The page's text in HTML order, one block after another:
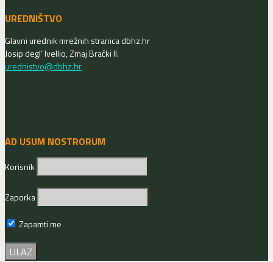
UREDNIŠTVO
Glavni urednik mrežnih stranica dbhz.hr
Josip degl’ Ivellio, Zmaj Brački II.
urednistvo@dbhz.hr
AD USUM NOSTRORUM
Korisnik
Zaporka
Zapamti me